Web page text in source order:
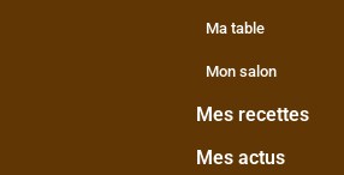
Ma table
Mon salon
Mes recettes
Mes actus